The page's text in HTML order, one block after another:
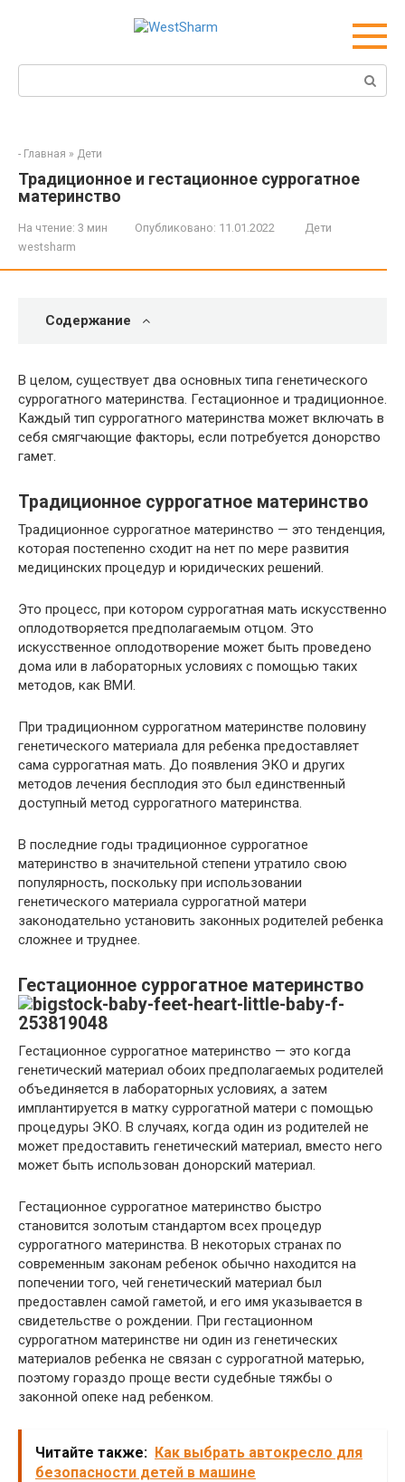
- Главная » Дети
Традиционное и гестационное суррогатное
материнство
На чтение: 3 мин Опубликовано: 11.01.2022
Дети
westsharm
Содержание
В целом, существует два основных типа генетического
суррогатного материнства. Гестационное и традиционное.
Каждый тип суррогатного материнства может включать в
себя смягчающие факторы, если потребуется донорство
гамет.
Традиционное суррогатное материнство
Традиционное суррогатное материнство — это тенденция,
которая постепенно сходит на нет по мере развития
медицинских процедур и юридических решений.
Это процесс, при котором суррогатная мать искусственно
оплодотворяется предполагаемым отцом. Это
искусственное оплодотворение может быть проведено
дома или в лабораторных условиях с помощью таких
методов, как ВМИ.
При традиционном суррогатном материнстве половину
генетического материала для ребенка предоставляет
сама суррогатная мать. До появления ЭКО и других
методов лечения бесплодия это был единственный
доступный метод суррогатного материнства.
В последние годы традиционное суррогатное
материнство в значительной степени утратило свою
популярность, поскольку при использовании
генетического материала суррогатной матери
законодательно установить законных родителей ребенка
сложнее и труднее.
Гестационное суррогатное материнство
Гестационное суррогатное материнство — это когда
генетический материал обоих предполагаемых родителей
объединяется в лабораторных условиях, а затем
имплантируется в матку суррогатной матери с помощью
процедуры ЭКО. В случаях, когда один из родителей не
может предоставить генетический материал, вместо него
может быть использован донорский материал.
Гестационное суррогатное материнство быстро
становится золотым стандартом всех процедур
суррогатного материнства. В некоторых странах по
современным законам ребенок обычно находится на
попечении того, чей генетический материал был
предоставлен самой гаметой, и его имя указывается в
свидетельстве о рождении. При гестационном
суррогатном материнстве ни один из генетических
материалов ребенка не связан с суррогатной матерью,
поэтому гораздо проще вести судебные тяжбы о
законной опеке над ребенком.
Читайте также: Как выбрать автокресло для
безопасности детей в машине